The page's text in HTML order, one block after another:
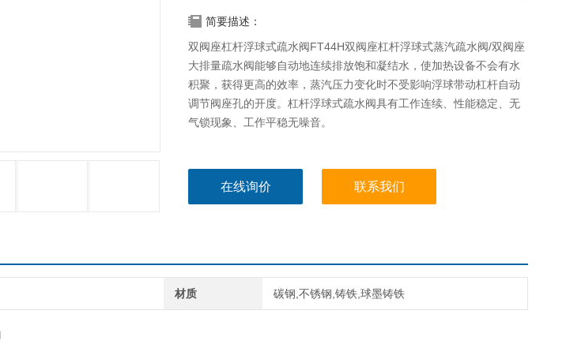
简要描述：
双阀座杠杆浮球式疏水阀FT44H双阀座杠杆浮球式蒸汽疏水阀/双阀座
大排量疏水阀能够自动地连续排放饱和凝结水，使加热设备不会有水
积聚，获得更高的效率，蒸汽压力变化时不受影响浮球带动杠杆自动
调节阀座孔的开度。杠杆浮球式疏水阀具有工作连续、性能稳定、无
气锁现象、工作平稳无噪音。
在线询价 联系我们
材质 碳钢,不锈钢,铸铁,球墨铸铁